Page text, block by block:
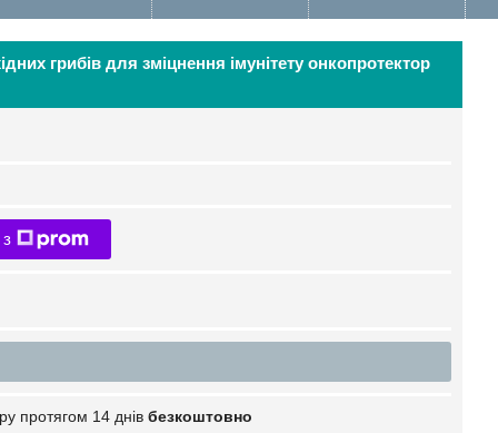
грибів для зміцнення імунітету онкопротектор
протягом 14 днів безкоштовно